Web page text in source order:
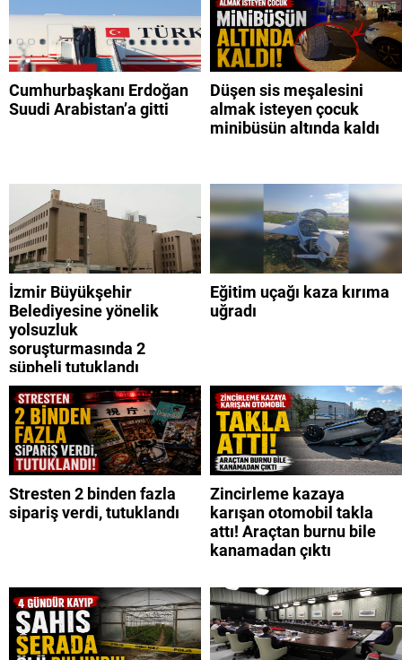
Cumhurbaşkanı Erdoğan
Suudi Arabistan’a gitti
Düşen sis meşalesini
almak isteyen çocuk
minibüsün altında kaldı
İzmir Büyükşehir
Belediyesine yönelik
yolsuzluk
soruşturmasında 2
şüpheli tutuklandı
Eğitim uçağı kaza kırıma
uğradı
Stresten 2 binden fazla
sipariş verdi, tutuklandı
Zincirleme kazaya
karışan otomobil takla
attı! Araçtan burnu bile
kanamadan çıktı